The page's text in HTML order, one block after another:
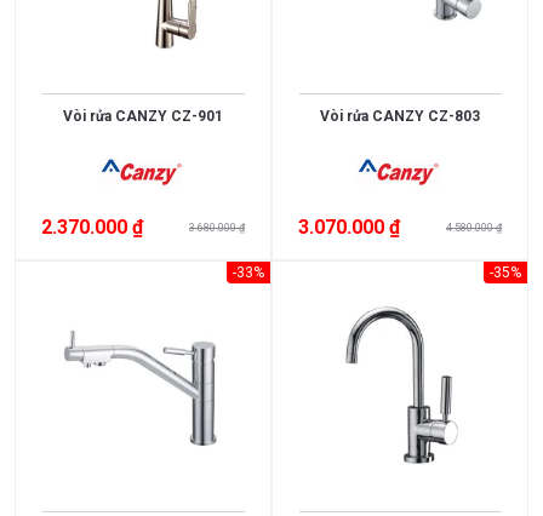
+ Kính
cường
Chrome,
đen
Đá
Granite
Vòi rửa CANZY CZ-901
2.370.000 ₫ 3.680.000 ₫
Vòi rửa CANZY CZ-803
3.070.000 ₫ 4.580.000 ₫
-33% -35%